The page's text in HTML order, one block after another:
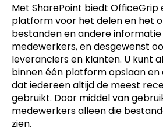
Met SharePoint biedt OfficeGrip
platform voor het delen en het
bestanden en andere
medewerkers, en desgewenst
leveranciers en klanten. U kunt
binnen één platform opslaan en
dat iedereen altijd de meest
gebruikt. Door middel van
medewerkers alleen die
zien.